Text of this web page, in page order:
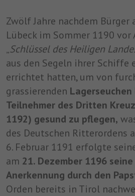
Zwölf Jahre nachdem Bürger
Lübeck im Sommer 1190 vor
„Schlüssel des Heiligen
aus den Segeln ihrer Schiffe
errichtet hatten, um von
grassierenden
Teilnehmer des Dritten
1192) gesund zu pflegen,
des Deutschen Ritterordens
6. Februar 1191 erfolgte
am 21. Dezember 1196
Anerkennung durch den
Orden bereits in Tirol
Zweck
Cookie-
speichern.
Name cookie_optin
SDS
Laufzeit 1 Jahr
Zweck
Dieses Cookie wird
Cookie-
speichern.